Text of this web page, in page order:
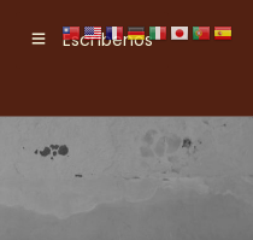
Escríbenos